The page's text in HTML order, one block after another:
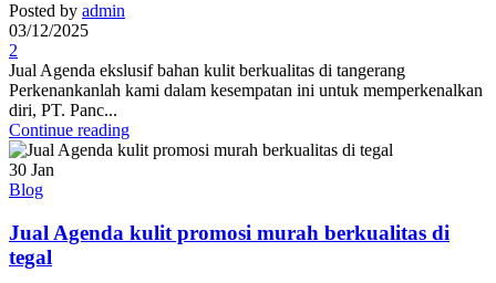
Posted by admin
03/12/2025
2
Jual Agenda ekslusif bahan kulit berkualitas di tangerang
Perkenankanlah kami dalam kesempatan ini untuk memperkenalkan
diri, PT. Panc...
Continue reading
30 Jan
Blog
Jual Agenda kulit promosi murah berkualitas di
tegal